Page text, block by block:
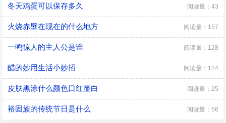
冬天鸡蛋可以保存多久 阅读量：43
火烧赤壁在现在的什么地方 阅读量：157
一鸣惊人的主人公是谁 阅读量：128
醋的妙用生活小妙招 阅读量：124
皮肤黑涂什么颜色口红显白 阅读量：25
裕固族的传统节日是什么 阅读量：56